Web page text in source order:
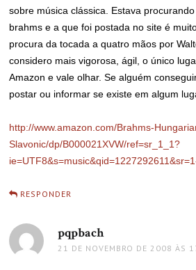
sobre música clássica. Estava
brahms e a que foi postada no site é
procura da tocada a quatro mãos por
considero mais vigorosa, ágil, o único
Amazon e vale olhar. Se alguém
postar ou informar se existe em algum
http://www.amazon.com/Brahms-
Slavonic/dp/B000021XVW/ref=sr_1_1?
RESPONDER
pqpbachdisse:
21 DE NOVEMBRO DE 2008 ÀS